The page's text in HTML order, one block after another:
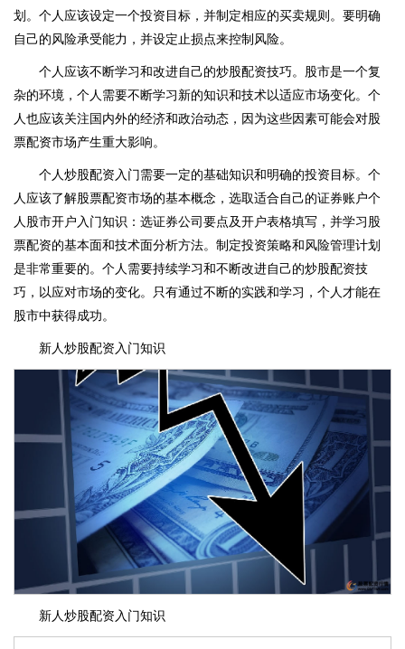
划。个人应该设定一个投资目标，并制定相应的买卖规则。要明确
自己的风险承受能力，并设定止损点来控制风险。
个人应该不断学习和改进自己的炒股配资技巧。股市是一个复
杂的环境，个人需要不断学习新的知识和技术以适应市场变化。个
人也应该关注国内外的经济和政治动态，因为这些因素可能会对股
票配资市场产生重大影响。
个人炒股配资入门需要一定的基础知识和明确的投资目标。个
人应该了解股票配资市场的基本概念，选取适合自己的证券账户个
人股市开户入门知识：选证券公司要点及开户表格填写，并学习股
票配资的基本面和技术面分析方法。制定投资策略和风险管理计划
是非常重要的。个人需要持续学习和不断改进自己的炒股配资技
巧，以应对市场的变化。只有通过不断的实践和学习，个人才能在
股市中获得成功。
新人炒股配资入门知识
新人炒股配资入门知识